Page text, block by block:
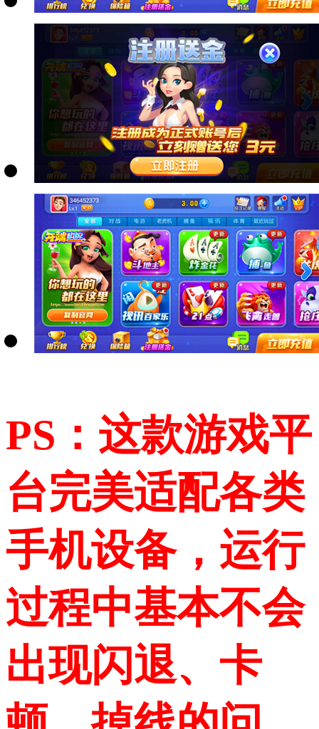
PS：这款游戏平
台完美适配各类
手机设备，运行
过程中基本不会
出现闪退、卡